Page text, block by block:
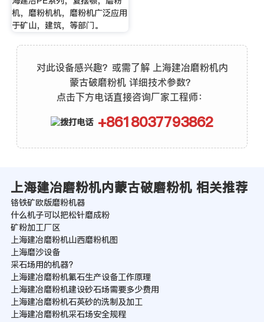
机，磨粉机机，磨粉机广泛应用
于矿山，建筑，等部门。
对此设备感兴趣？或需了解 上海建冶磨粉机内
蒙古破磨粉机 详细技术参数？
点击下方电话直接咨询厂家工程师：
+8618037793862
上海建冶磨粉机内蒙古破磨粉机 相关推荐
铬铁矿欧版磨粉机器
什么机子可以把松针磨成粉
矿粉加工厂区
上海建冶磨粉机山西磨粉机图
上海磨沙设备
采石场用的机器?
上海建冶磨粉机氟石生产设备工作原理
上海建冶磨粉机建设砂石场需要多少费用
上海建冶磨粉机石英砂的洗制及加工
上海建冶磨粉机采石场安全规程